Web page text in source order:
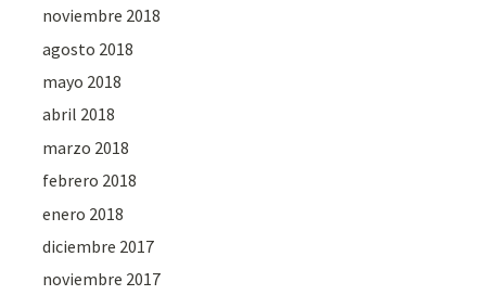
noviembre 2018
agosto 2018
mayo 2018
abril 2018
marzo 2018
febrero 2018
enero 2018
diciembre 2017
noviembre 2017